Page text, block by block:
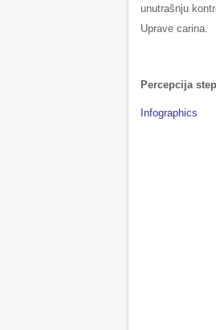
unutrašnju
Uprave carina.
Percepcija
Infographics